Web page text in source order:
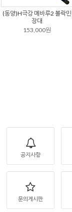
(동양)H극강 메바루2 볼락민
장대
153,000원
공지사항
문의게시판